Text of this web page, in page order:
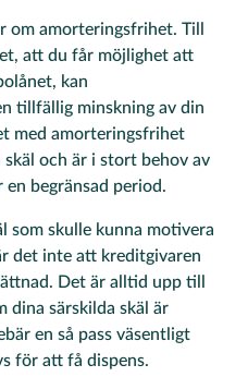
om amorteringsfrihet. Till
att du får möjlighet att
kan
tillfällig minskning av din
med amorteringsfrihet
och är i stort behov av
begränsad period.
som skulle kunna motivera
det inte att kreditgivaren
Det är alltid upp till
dina särskilda skäl är
en så pass väsentligt
för att få dispens.